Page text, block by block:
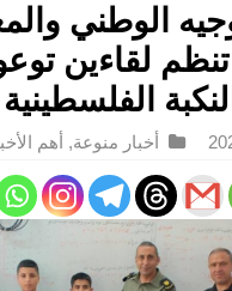
الوطني
لقاءين
الفلسطينية
أخبار منوعة, أهم